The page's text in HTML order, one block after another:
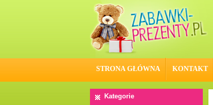
STRONA GŁÓWNA KONTAKT
Kategorie